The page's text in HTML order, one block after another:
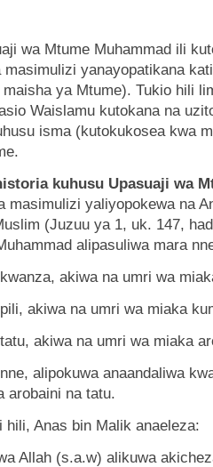
wa Mtume Muhammad ili
masimulizi yanayopatikana
ya Mtume). Tukio hili
Waislamu kutokana na
isma (kutokukosea kwa
kuhusu Upasuaji wa
masimulizi yaliyopokewa na
(Juzuu ya 1, uk. 147,
alipasuliwa mara
akiwa na umri wa
akiwa na umri wa miaka
akiwa na umri wa miaka
alipokuwa anaandaliwa
arobaini na tatu.
hili, Anas bin Malik anaeleza:
Allah (s.a.w) alikuwa